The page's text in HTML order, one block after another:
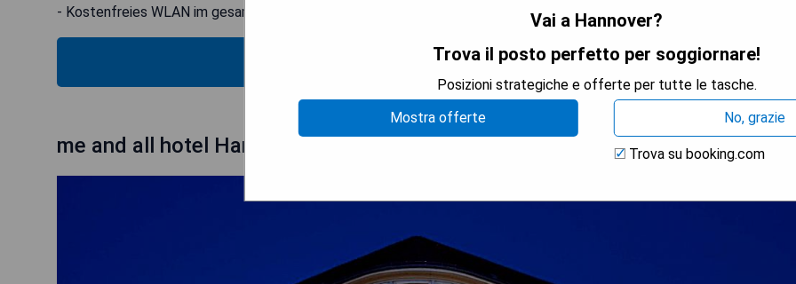
- Kostenfreies WLAN im gesamten Hotel
MOSTRA I PREZZI
me and all hotel Hanover
Vai a Hannover?
Trova il posto perfetto per soggiornare!
Posizioni strategiche e offerte per tutte le tasche.
Mostra offerte
No, grazie
Trova su booking.com